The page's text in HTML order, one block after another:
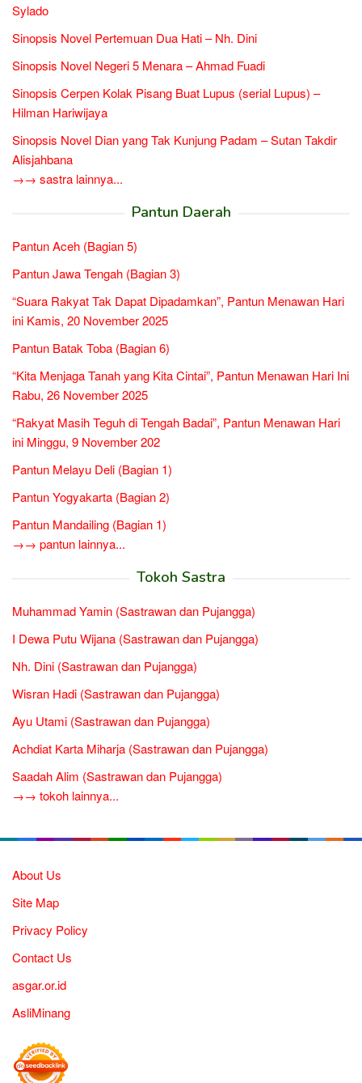
Sylado
Sinopsis Novel Pertemuan Dua Hati – Nh. Dini
Sinopsis Novel Negeri 5 Menara – Ahmad Fuadi
Sinopsis Cerpen Kolak Pisang Buat Lupus (serial Lupus) –
Hilman Hariwijaya
Sinopsis Novel Dian yang Tak Kunjung Padam – Sutan Takdir
Alisjahbana
→→ sastra lainnya...
Pantun Daerah
Pantun Aceh (Bagian 5)
Pantun Jawa Tengah (Bagian 3)
“Suara Rakyat Tak Dapat Dipadamkan”, Pantun Menawan Hari
ini Kamis, 20 November 2025
Pantun Batak Toba (Bagian 6)
“Kita Menjaga Tanah yang Kita Cintai”, Pantun Menawan Hari Ini
Rabu, 26 November 2025
“Rakyat Masih Teguh di Tengah Badai”, Pantun Menawan Hari
ini Minggu, 9 November 202
Pantun Melayu Deli (Bagian 1)
Pantun Yogyakarta (Bagian 2)
Pantun Mandailing (Bagian 1)
→→ pantun lainnya...
Tokoh Sastra
Muhammad Yamin (Sastrawan dan Pujangga)
I Dewa Putu Wijana (Sastrawan dan Pujangga)
Nh. Dini (Sastrawan dan Pujangga)
Wisran Hadi (Sastrawan dan Pujangga)
Ayu Utami (Sastrawan dan Pujangga)
Achdiat Karta Miharja (Sastrawan dan Pujangga)
Saadah Alim (Sastrawan dan Pujangga)
→→ tokoh lainnya...
About Us
Site Map
Privacy Policy
Contact Us
asgar.or.id
AsliMinang